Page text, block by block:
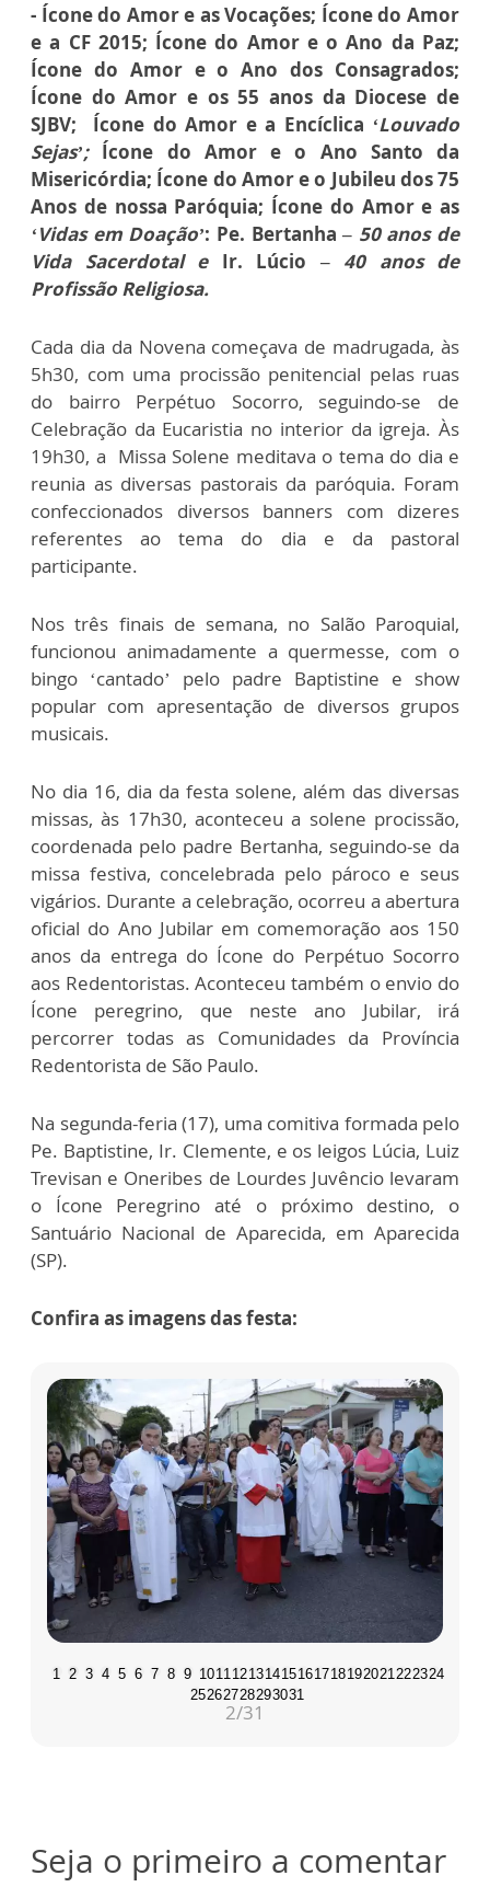
- Ícone do Amor e as Vocações; Ícone do Amor
e a CF 2015; Ícone do Amor e o Ano da Paz;
Ícone do Amor e o Ano dos Consagrados;
Ícone do Amor e os 55 anos da Diocese de
SJBV; Ícone do Amor e a Encíclica ‘Louvado
Sejas’; Ícone do Amor e o Ano Santo da
Misericórdia; Ícone do Amor e o Jubileu dos 75
Anos de nossa Paróquia; Ícone do Amor e as
‘Vidas em Doação’: Pe. Bertanha – 50 anos de
Vida Sacerdotal e Ir. Lúcio – 40 anos de
Profissão Religiosa.
Cada dia da Novena começava de madrugada, às
5h30, com uma procissão penitencial pelas ruas
do bairro Perpétuo Socorro, seguindo-se de
Celebração da Eucaristia no interior da igreja. Às
19h30, a Missa Solene meditava o tema do dia e
reunia as diversas pastorais da paróquia. Foram
confeccionados diversos banners com dizeres
referentes ao tema do dia e da pastoral
participante.
Nos três finais de semana, no Salão Paroquial,
funcionou animadamente a quermesse, com o
bingo ‘cantado’ pelo padre Baptistine e show
popular com apresentação de diversos grupos
musicais.
No dia 16, dia da festa solene, além das diversas
missas, às 17h30, aconteceu a solene procissão,
coordenada pelo padre Bertanha, seguindo-se da
missa festiva, concelebrada pelo pároco e seus
vigários. Durante a celebração, ocorreu a abertura
oficial do Ano Jubilar em comemoração aos 150
anos da entrega do Ícone do Perpétuo Socorro
aos Redentoristas. Aconteceu também o envio do
Ícone peregrino, que neste ano Jubilar, irá
percorrer todas as Comunidades da Província
Redentorista de São Paulo.
Na segunda-feria (17), uma comitiva formada pelo
Pe. Baptistine, Ir. Clemente, e os leigos Lúcia, Luiz
Trevisan e Oneribes de Lourdes Juvêncio levaram
o Ícone Peregrino até o próximo destino, o
Santuário Nacional de Aparecida, em Aparecida
(SP).
Confira as imagens das festa:
1 2 3 4 5 6 7 8 9 1011 12131415161718192021 222324
25262728293031
2/31
Seja o primeiro a comentar